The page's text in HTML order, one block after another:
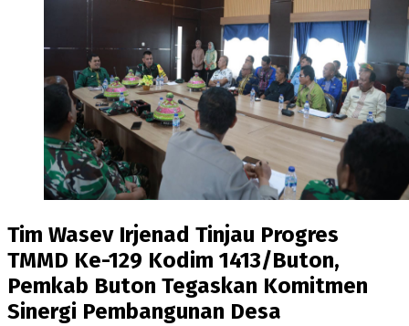
Tim Wasev Irjenad Tinjau Progres
TMMD Ke-129 Kodim 1413/Buton,
Pemkab Buton Tegaskan Komitmen
Sinergi Pembangunan Desa